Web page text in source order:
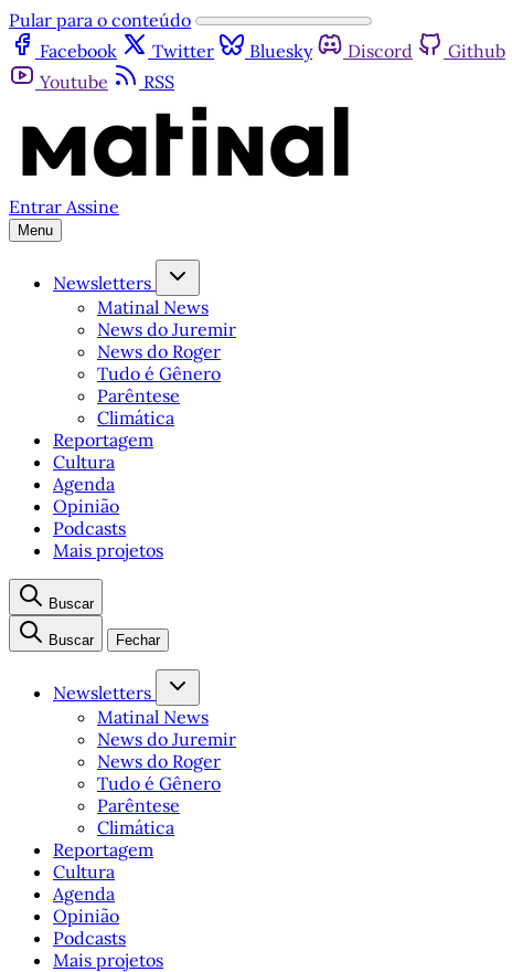
Pular para o conteúdo
Facebook
Twitter Bluesky Discord Github
Youtube
RSS
Entrar Assine
Menu
Newsletters
Matinal News
News do Juremir
News do Roger
Tudo é Gênero
Parêntese
Climática
Reportagem
Cultura
Agenda
Opinião
Podcasts
Mais projetos
Buscar
Buscar Fechar
Newsletters
Matinal News
News do Juremir
News do Roger
Tudo é Gênero
Parêntese
Climática
Reportagem
Cultura
Agenda
Opinião
Podcasts
Mais projetos